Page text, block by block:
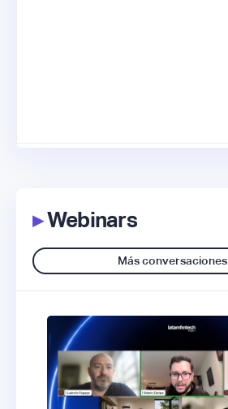
▸Webinars
Más conversaciones